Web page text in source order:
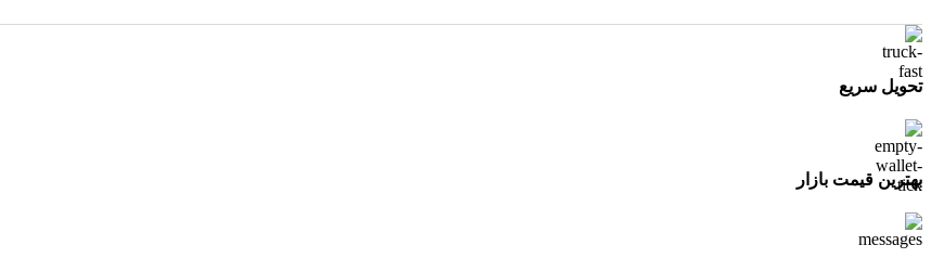
تحویل سریع
بهترین قیمت بازار